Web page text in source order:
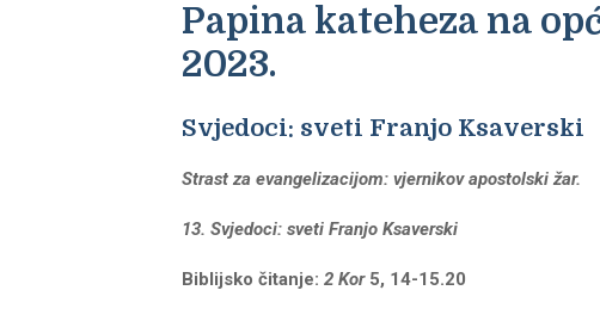
Papina kateheza na
2023.
Svjedoci: sveti Franjo Ksaverski
Strast za evangelizacijom: vjernikov apostolski žar.
13. Svjedoci: sveti Franjo Ksaverski
Biblijsko čitanje: 2 Kor5, 14-15.20